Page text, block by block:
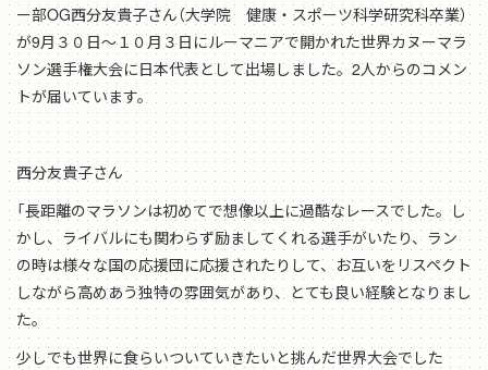
ー部OG西分友貴子さん（大学院 健康・スポーツ科学研究科卒業）
が9月３０日～１０月３日にルーマニアで開かれた世界カヌーマラ
ソン選手権大会に日本代表として出場しました。2人からのコメン
トが届いています。
西分友貴子さん
「⻑距離のマラソンは初めてで想像以上に過酷なレースでした。し
かし、ライバルにも関わらず励ましてくれる選⼿がいたり、ラン
の時は様々な国の応援団に応援されたりして、お互いをリスペクト
しながら⾼めあう独特の雰囲気があり、とても良い経験となりまし
た。
少しでも世界に⾷らいついていきたいと挑んだ世界⼤会でした